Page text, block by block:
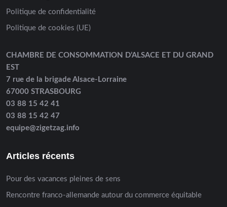
Politique de confidentialité
Politique de cookies (UE)
CHAMBRE DE CONSOMMATION D’ALSACE ET DU GRAND
EST
7 rue de la brigade Alsace-Lorraine
67000 STRASBOURG
03 88 15 42 41
03 88 15 42 47
equipe@zigetzag.info
Articles récents
Pour des vacances pleines de sens
Rencontre franco-allemande autour du commerce équitable